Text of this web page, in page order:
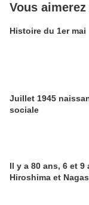
Vous
Histoire du 1er mai
Juillet 1945
sociale
Il y a 80 ans, 6 et 9
Hiroshima et